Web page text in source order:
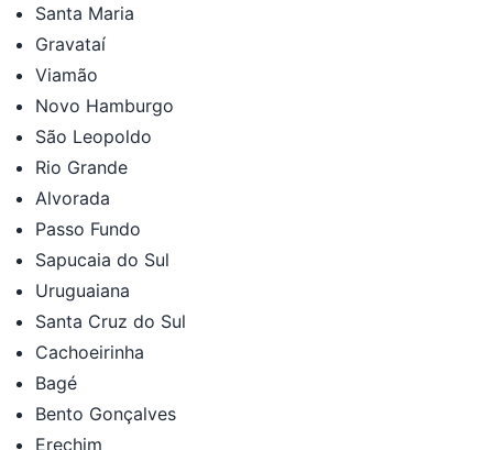
Santa Maria
Gravataí
Viamão
Novo Hamburgo
São Leopoldo
Rio Grande
Alvorada
Passo Fundo
Sapucaia do Sul
Uruguaiana
Santa Cruz do Sul
Cachoeirinha
Bagé
Bento Gonçalves
Erechim